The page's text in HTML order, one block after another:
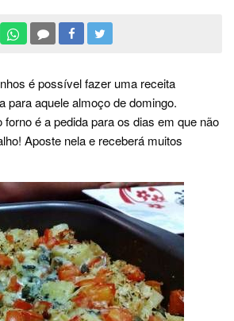
é possível fazer uma receita
para aquele almoço de domingo.
forno é a pedida para os dias em que não
Aposte nela e receberá muitos